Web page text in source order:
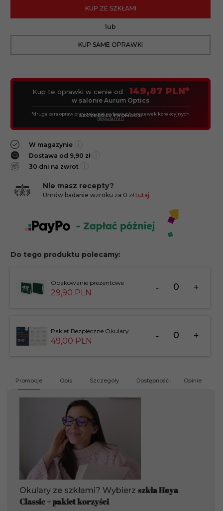
Kup te oprawki w cenie od 149,87 PLN*
w salonie Aurum Optics
*druga para opraw przy zakupie wybranych soczewek korekcyjnych
SZCZEGÓŁY PROMOCJI
Regulamin
W magazynie
Dostawa od 9,90 zł
30 dni na zwrot
KUP ZE SZKŁAMI
lub
KUP SAME OPRAWKI
Nie masz recepty?
Umów badanie wzroku za 0 złtutaj.
Do tego produktu polecamy:
Opakowanie prezentowe
29,90 PLN
dla
Pakiet Bezpieczne Okulary
49,00 PLN
dla
Promocje Opis Szczegóły Dostępność produktu
Opinie
Okulary ze szkłami? Wybierz szkła Hoya
Classic + pakiet korzyści